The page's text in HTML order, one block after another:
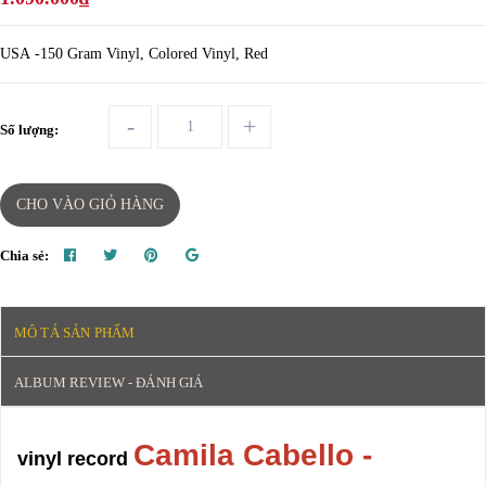
USA -150 Gram Vinyl, Colored Vinyl, Red
Số lượng: - +
CHO VÀO GIỎ HÀNG
Chia sẻ:
MÔ TẢ SẢN PHẨM
ALBUM REVIEW - ĐÁNH GIÁ
vinyl record Camila Cabello -